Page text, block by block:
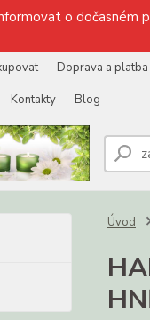
o
Doprava a platba
Kontakty Blog
Úvod